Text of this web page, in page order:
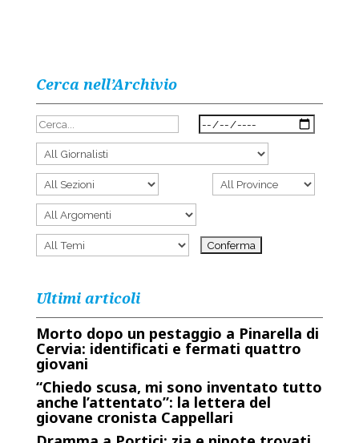
Cerca nell’Archivio
Ultimi articoli
Morto dopo un pestaggio a Pinarella di
Cervia: identificati e fermati quattro
giovani
“Chiedo scusa, mi sono inventato tutto
anche l’attentato”: la lettera del
giovane cronista Cappellari